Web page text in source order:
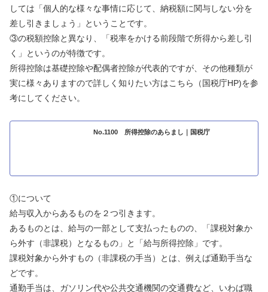
しては「個人的な様々な事情に応じて、納税額に関与しない分を
差し引きましょう」ということです。
③の税額控除と異なり、「税率をかける前段階で所得から差し引
く」というのが特徴です。
所得控除は基礎控除や配偶者控除が代表的ですが、その他種類が
実に様々ありますので詳しく知りたい方はこちら（国税庁HP)を参
考にしてください。
No.1100 所得控除のあらまし｜国税庁
①について
給与収入からあるものを２つ引きます。
あるものとは、給与の一部として支払ったものの、「課税対象か
ら外す（非課税）となるもの」と「給与所得控除」です。
課税対象から外すもの（非課税の手当）とは、例えば通勤手当な
どです。
通勤手当は、ガソリン代や公共交通機関の交通費など、いわば職